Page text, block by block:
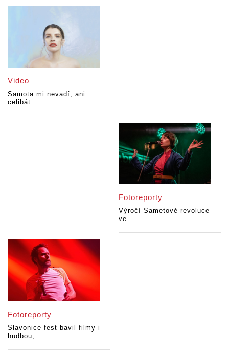
Video
Samota mi nevadí, ani
celibát...
Fotoreporty
Výročí Sametové revoluce
ve...
Fotoreporty
Slavonice fest bavil filmy i
hudbou,...